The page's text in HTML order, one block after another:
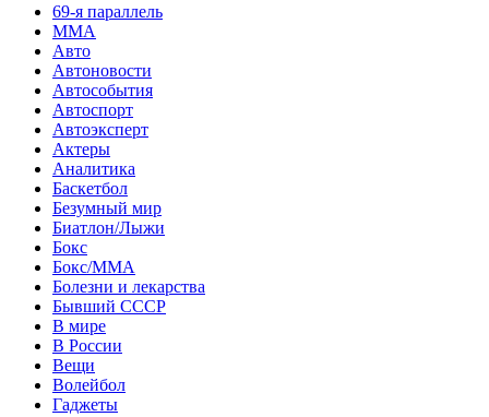
69-я параллель
MMA
Авто
Автоновости
Автособытия
Автоспорт
Автоэксперт
Актеры
Аналитика
Баскетбол
Безумный мир
Биатлон/Лыжи
Бокс
Бокс/MMA
Болезни и лекарства
Бывший СССР
В мире
В России
Вещи
Волейбол
Гаджеты